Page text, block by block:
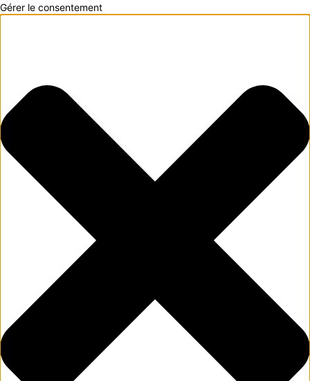
Gérer le consentement